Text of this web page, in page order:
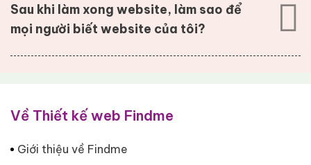
Sau khi làm xong website, làm sao để
mọi người biết website của tôi?
Về Thiết kế web Findme
Giới thiệu về Findme